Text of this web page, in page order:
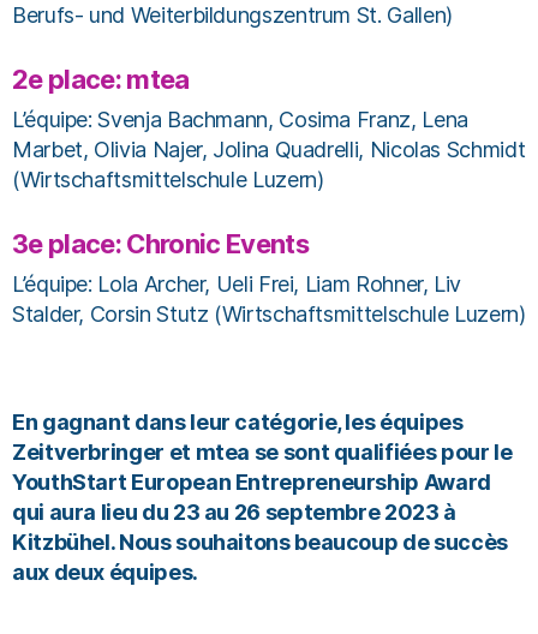
Berufs- und Weiterbildungszentrum St. Gallen)
2e place: mtea
L’équipe: Svenja Bachmann, Cosima Franz, Lena
Marbet, Olivia Najer, Jolina Quadrelli, Nicolas Schmidt
(Wirtschaftsmittelschule Luzern)
3e place: Chronic Events
L’équipe: Lola Archer, Ueli Frei, Liam Rohner, Liv
Stalder, Corsin Stutz (Wirtschaftsmittelschule Luzern)
En gagnant dans leur catégorie, les équipes
Zeitverbringer et mtea se sont qualifiées pour le
YouthStart European Entrepreneurship Award
qui aura lieu du 23 au 26 septembre 2023 à
Kitzbühel. Nous souhaitons beaucoup de succès
aux deux équipes.